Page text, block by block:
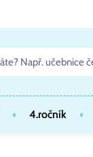
4.ročník